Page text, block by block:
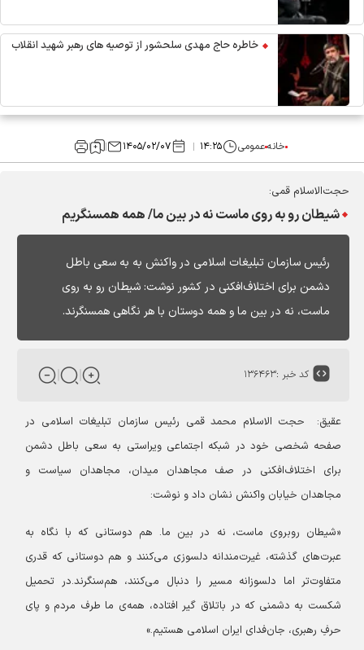
خاطره حاج مهدی سلحشور از توصیه های رهبر شهید انقلاب
خانهعمومی ۱۴:۲۵ ۱۴۰۵/۰۲/۰۷
حجت‌الاسلام قمی:
شیطان رو به روی ماست نه در بین ما/ همه همسنگریم
رئیس سازمان تبلیغات اسلامی در واکنش به به سعی باطل
دشمن برای اختلاف‌افکنی در کشور نوشت: شیطان رو به روی
ماست، نه در بین ما و همه دوستان با هر نگاهی همسنگرند.
کد خبر :۱۳۶۴۶۳
عقیق: حجت الاسلام محمد قمی رئیس سازمان تبلیغات اسلامی در
صفحه شخصی خود در شبکه اجتماعی ویراستی به سعی باطل دشمن
برای اختلاف‌افکنی در صف مجاهدان میدان، مجاهدان سیاست و
مجاهدان خیابان واکنش نشان داد و نوشت:
«شیطان روبروی ماست، نه در بین ما. هم دوستانی که با نگاه به
عبرت‌های گذشته، غیرت‌مندانه دلسوزی می‌کنند و هم دوستانی که قدری
متفاوت‌تر اما دلسوزانه مسیر را دنبال می‌کنند، هم‌سنگرند.در تحمیل
شکست به دشمنی که در باتلاق گیر افتاده، همه‌ی ما طرف مردم و پای
حرفِ رهبری، جان‌فدای ایران اسلامی هستیم.»